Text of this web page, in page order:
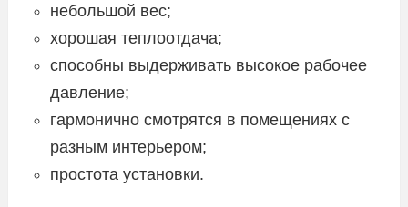
небольшой вес;
хорошая теплоотдача;
способны выдерживать высокое рабочее
давление;
гармонично смотрятся в помещениях с
разным интерьером;
простота установки.